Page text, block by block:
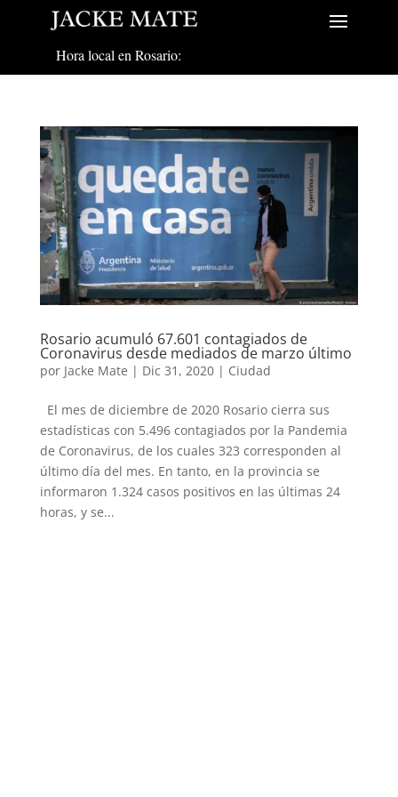
Hora local en Rosario:
Rosario acumuló 67.601 contagiados de
Coronavirus desde mediados de marzo último
por Jacke Mate | Dic 31, 2020| Ciudad
El mes de diciembre de 2020 Rosario cierra sus
estadísticas con 5.496 contagiados por la Pandemia
de Coronavirus, de los cuales 323 corresponden al
último día del mes. En tanto, en la provincia se
informaron 1.324 casos positivos en las últimas 24
horas, y se...